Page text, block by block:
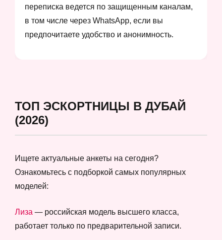
переписка ведется по защищенным каналам,
в том числе через WhatsApp, если вы
предпочитаете удобство и анонимность.
ТОП ЭСКОРТНИЦЫ В ДУБАЙ
(2026)
Ищете актуальные анкеты на сегодня?
Ознакомьтесь с подборкой самых популярных
моделей:
Лиза — российская модель высшего класса,
работает только по предварительной записи.